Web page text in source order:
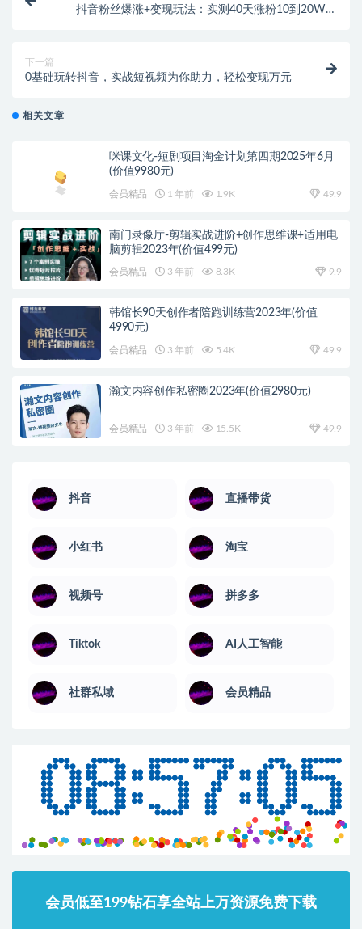
抖音粉丝爆涨+变现玩法：实测40天涨粉10到20W粉
下一篇
0基础玩转抖音，实战短视频为你助力，轻松变现万元
相关文章
咪课文化-短剧项目淘金计划第四期2025年6月
(价值9980元)
会员精品 1 年前 1.9K 49.9
南门录像厅-剪辑实战进阶+创作思维课+适用电
脑剪辑2023年(价值499元)
会员精品 3 年前 8.3K 9.9
韩馆长90天创作者陪跑训练营2023年(价值
4990元)
会员精品 3 年前 5.4K 49.9
瀚文内容创作私密圈2023年(价值2980元)
会员精品 3 年前 15.5K 49.9
抖音 直播带货
小红书 淘宝
视频号 拼多多
Tiktok AI人工智能
社群私域 会员精品
会员低至199钻石享全站上万资源免费下载